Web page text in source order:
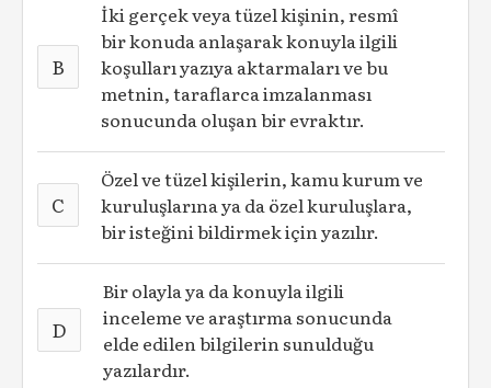
B
İki gerçek veya tüzel kişinin, resmî
bir konuda anlaşarak konuyla ilgili
koşulları yazıya aktarmaları ve bu
metnin, taraflarca imzalanması
sonucunda oluşan bir evraktır.
C
Özel ve tüzel kişilerin, kamu kurum ve
kuruluşlarına ya da özel kuruluşlara,
bir isteğini bildirmek için yazılır.
D
Bir olayla ya da konuyla ilgili
inceleme ve araştırma sonucunda
elde edilen bilgilerin sunulduğu
yazılardır.